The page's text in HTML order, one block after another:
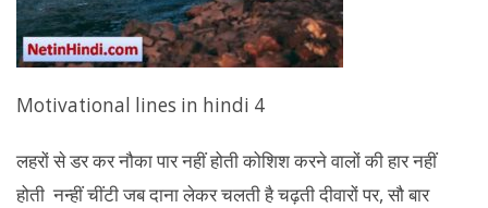
Motivational lines in hindi 4
लहरों से डर कर नौका पार नहीं होती कोशिश करने वालों की हार नहीं
होती नन्हीं चींटी जब दाना लेकर चलती है चढ़ती दीवारों पर, सौ बार